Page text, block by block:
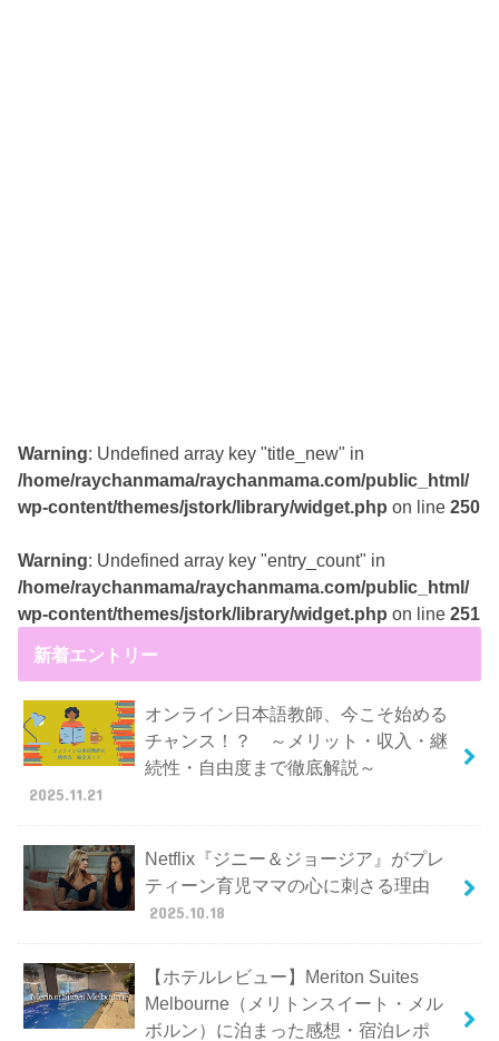
Warning: Undefined array key "title_new" in
/home/raychanmama/raychanmama.com/public_html/
wp-content/themes/jstork/library/widget.php on line250
Warning: Undefined array key "entry_count" in
/home/raychanmama/raychanmama.com/public_html/
wp-content/themes/jstork/library/widget.php on line251
新着エントリー
オンライン日本語教師、今こそ始める
チャンス！？ ～メリット・収入・継
続性・自由度まで徹底解説～
2025.11.21
Netflix『ジニー＆ジョージア』がプレ
ティーン育児ママの心に刺さる理由
2025.10.18
【ホテルレビュー】Meriton Suites
Melbourne（メリトンスイート・メル
ボルン）に泊まった感想・宿泊レポ